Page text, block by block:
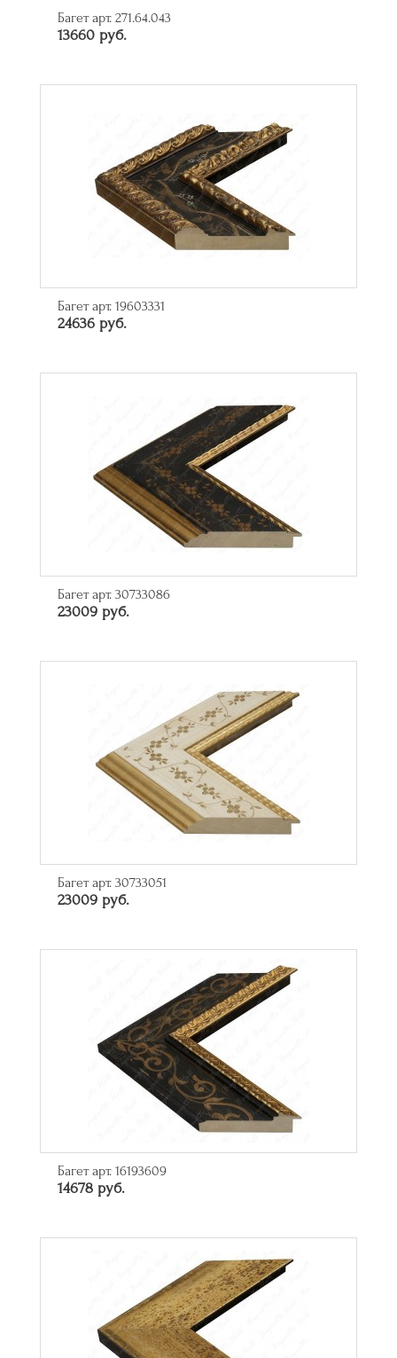
Багет арт. 271.64.043
13660 руб.
Багет арт. 19603331
24636 руб.
Багет арт. 30733086
23009 руб.
Багет арт. 30733051
23009 руб.
Багет арт. 16193609
14678 руб.